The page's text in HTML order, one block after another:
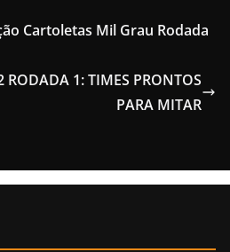
Cartoletas Mil Grau Rodada
RODADA 1: TIMES PRONTOS
PARA MITAR